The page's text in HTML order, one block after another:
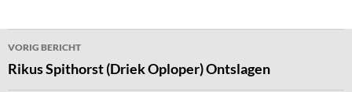
Bericht
navigatie
VORIG BERICHT
Rikus Spithorst (Driek Oploper) Ontslagen